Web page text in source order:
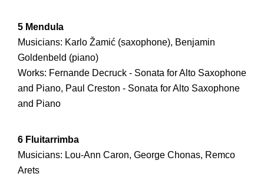
5 Mendula
Musicians: Karlo Žamić (saxophone), Benjamin
Goldenbeld (piano)
Works: Fernande Decruck - Sonata for Alto Saxophone
and Piano, Paul Creston - Sonata for Alto Saxophone
and Piano
6 Fluitarrimba
Musicians: Lou-Ann Caron, George Chonas, Remco
Arets